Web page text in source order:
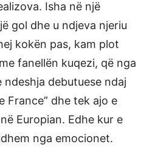
Isha në një
gol dhe u ndjeva njeriu
kokën pas, kam plot
fanellën kuqezi, që nga
debutuese ndaj
France” dhe tek ajo e
Europian. Edhe kur e
nga emocionet.